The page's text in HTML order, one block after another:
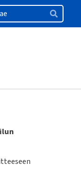
Haku
Hae
ry